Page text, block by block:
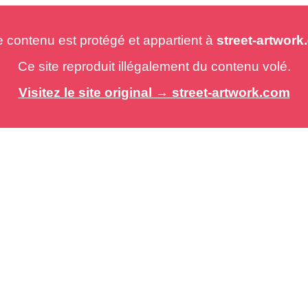
est protégé et appartient à street-
Ce site reproduit illégalement du contenu volé.
Visitez le site original → street-artwork.com